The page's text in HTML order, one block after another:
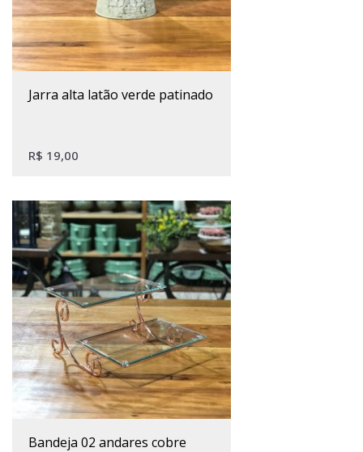
jarra alta latão verde patinado
R$ 19,00
bandeja 02 andares cobre